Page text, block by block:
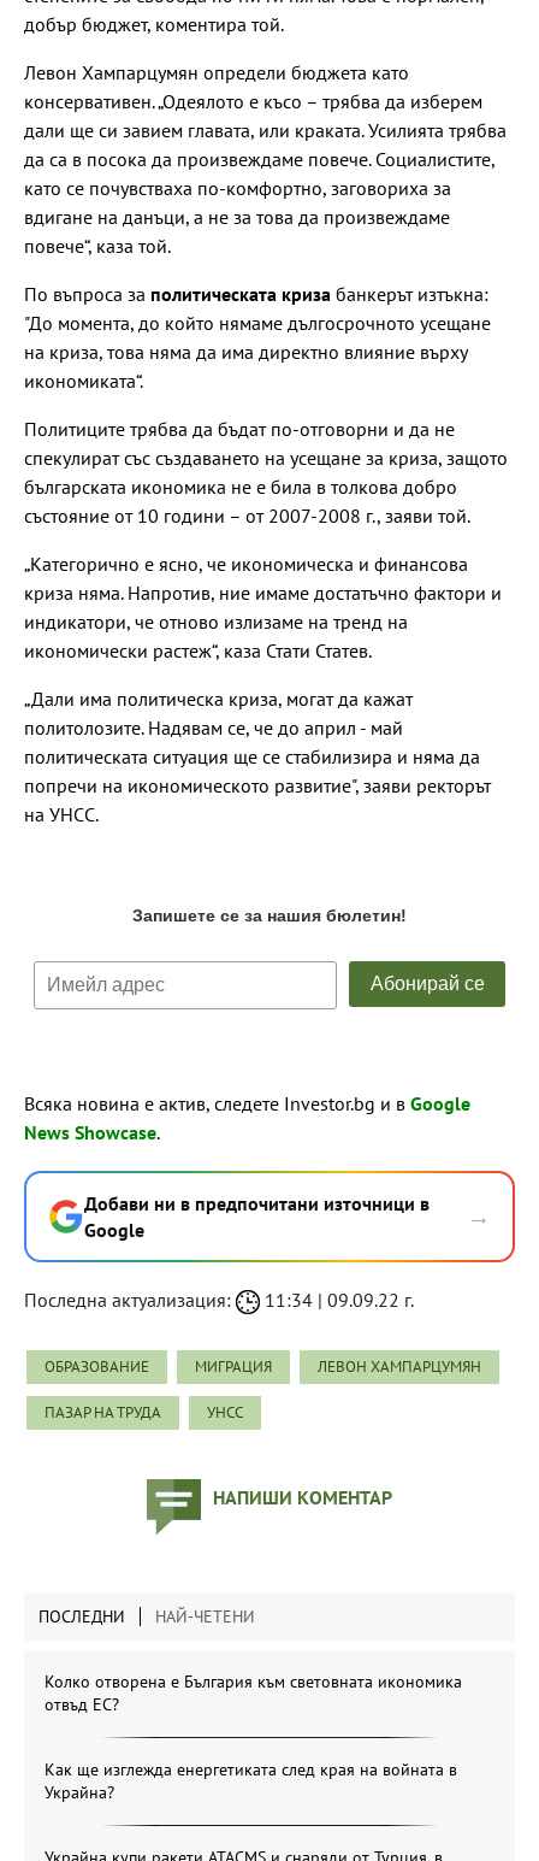
добър бюджет, коментира той.
Левон Хампарцумян определи бюджета като
консервативен. „Одеялото е късо – трябва да изберем
дали ще си завием главата, или краката. Усилията трябва
да са в посока да произвеждаме повече. Социалистите,
като се почувстваха по-комфортно, заговориха за
вдигане на данъци, а не за това да произвеждаме
повече“, каза той.
По въпроса за политическата криза банкерът изтъкна:
"До момента, до който нямаме дългосрочното усещане
на криза, това няма да има директно влияние върху
икономиката“.
Политиците трябва да бъдат по-отговорни и да не
спекулират със създаването на усещане за криза, защото
българската икономика не е била в толкова добро
състояние от 10 години – от 2007-2008 г., заяви той.
„Категорично е ясно, че икономическа и финансова
криза няма. Напротив, ние имаме достатъчно фактори и
индикатори, че отново излизаме на тренд на
икономически растеж“, каза Стати Статев.
„Дали има политическа криза, могат да кажат
политолозите. Надявам се, че до април - май
политическата ситуация ще се стабилизира и няма да
попречи на икономическото развитие", заяви ректорът
на УНСС.
Всяка новина е актив, следете Investor.bg и в Google
News Showcase.
Добави ни в предпочитани източници в
Google
→
Последна актуализация: 11:34 | 09.09.22 г.
ОБРАЗОВАНИЕ МИГРАЦИЯ ЛЕВОН ХАМПАРЦУМЯН
ПАЗАР НА ТРУДА УНСС
НАПИШИ КОМЕНТАР
ПОСЛЕДНИ НАЙ-ЧЕТЕНИ
Колко отворена е България към световната икономика
отвъд ЕС?
Как ще изглежда енергетиката след края на войната в
Украйна?